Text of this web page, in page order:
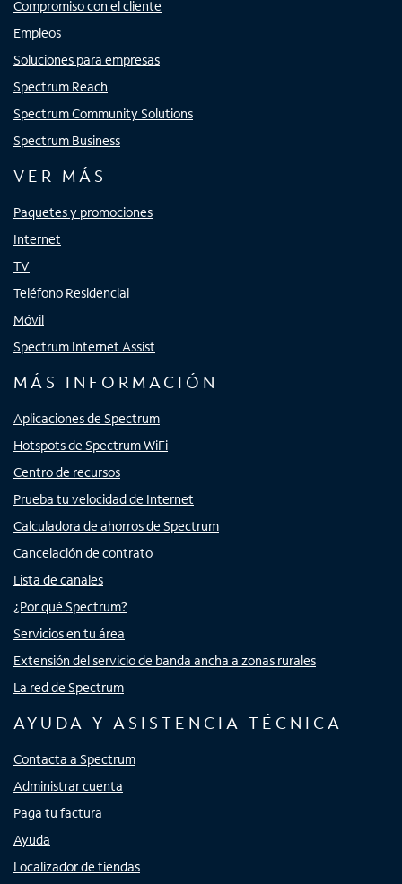
Compromiso con el cliente
Empleos
Soluciones para empresas
Spectrum Reach
Spectrum Community Solutions
Spectrum Business
VER MÁS
Paquetes y promociones
Internet
TV
Teléfono Residencial
Móvil
Spectrum Internet Assist
MÁS INFORMACIÓN
Aplicaciones de Spectrum
Hotspots de Spectrum WiFi
Centro de recursos
Prueba tu velocidad de Internet
Calculadora de ahorros de Spectrum
Cancelación de contrato
Lista de canales
¿Por qué Spectrum?
Servicios en tu área
Extensión del servicio de banda ancha a zonas rurales
La red de Spectrum
AYUDA Y ASISTENCIA TÉCNICA
Contacta a Spectrum
Administrar cuenta
Paga tu factura
Ayuda
Localizador de tiendas